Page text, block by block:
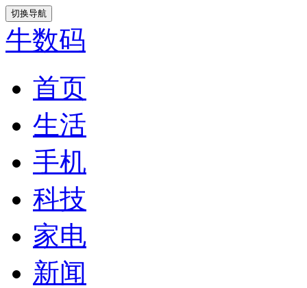
切换导航
牛数码
首页
生活
手机
科技
家电
新闻